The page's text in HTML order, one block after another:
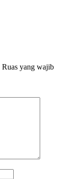
Ruas yang wajib